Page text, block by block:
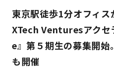
東京駅徒歩1分オフィス
XTech Venturesアクセ
e』第５期生の募集開
も開催